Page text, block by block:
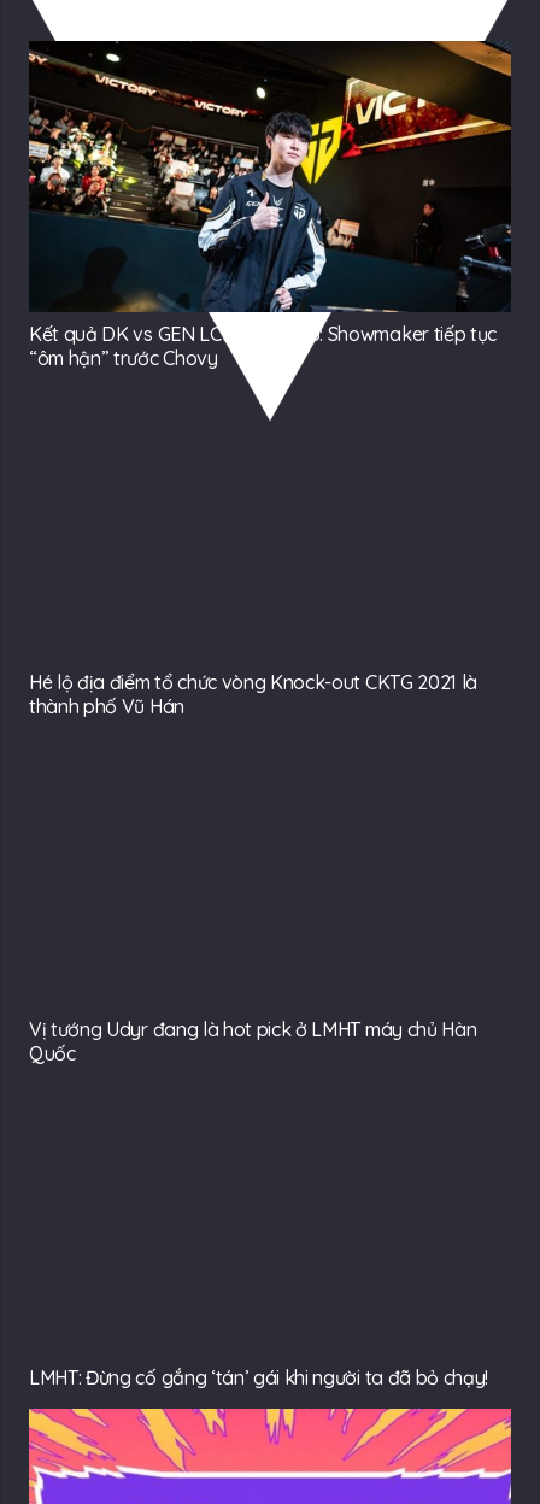
Kết quả DK vs GEN LCK Cup 2025: Showmaker tiếp tục
“ôm hận” trước Chovy
Hé lộ địa điểm tổ chức vòng Knock-out CKTG 2021 là
thành phố Vũ Hán
Vị tướng Udyr đang là hot pick ở LMHT máy chủ Hàn
Quốc
LMHT: Đừng cố gắng ‘tán’ gái khi người ta đã bỏ chạy!